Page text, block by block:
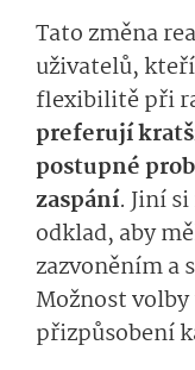
Tato změna
uživatelů,
flexibilitě při
preferují
postupné
zaspání. Jiní
odklad, aby
zazvoněním a
Možnost
přizpůsobení